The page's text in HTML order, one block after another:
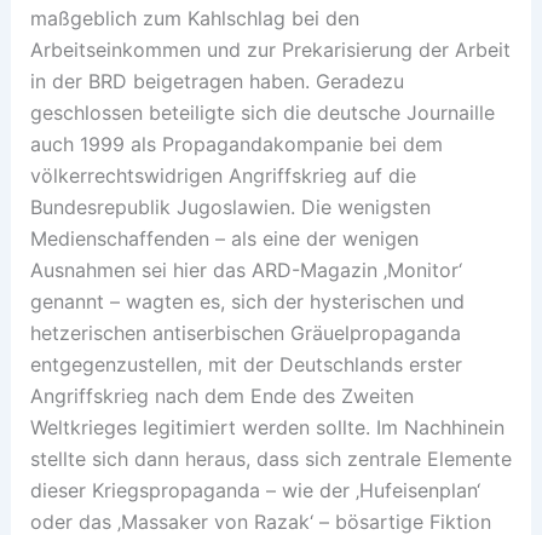
maßgeblich zum Kahlschlag bei den
Arbeitseinkommen und zur Prekarisierung der Arbeit
in der BRD beigetragen haben. Geradezu
geschlossen beteiligte sich die deutsche Journaille
auch 1999 als Propagandakompanie bei dem
völkerrechtswidrigen Angriffskrieg auf die
Bundesrepublik Jugoslawien. Die wenigsten
Medienschaffenden – als eine der wenigen
Ausnahmen sei hier das ARD-Magazin ‚Monitor‘
genannt – wagten es, sich der hysterischen und
hetzerischen antiserbischen Gräuelpropaganda
entgegenzustellen, mit der Deutschlands erster
Angriffskrieg nach dem Ende des Zweiten
Weltkrieges legitimiert werden sollte. Im Nachhinein
stellte sich dann heraus, dass sich zentrale Elemente
dieser Kriegspropaganda – wie der ‚Hufeisenplan‘
oder das ‚Massaker von Razak‘ – bösartige Fiktion